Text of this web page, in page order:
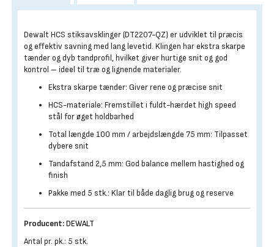
Dewalt HCS stiksavsklinger (DT2207-QZ) er udviklet til præcis
og effektiv savning med lang levetid. Klingen har ekstra skarpe
tænder og dyb tandprofil, hvilket giver hurtige snit og god
kontrol – ideel til træ og lignende materialer.
Ekstra skarpe tænder: Giver rene og præcise snit
HCS-materiale: Fremstillet i fuldt-hærdet high speed
stål for øget holdbarhed
Total længde 100 mm / arbejdslængde 75 mm: Tilpasset
dybere snit
Tandafstand 2,5 mm: God balance mellem hastighed og
finish
Pakke med 5 stk.: Klar til både daglig brug og reserve
Producent:DEWALT
Antal pr. pk.: 5 stk.